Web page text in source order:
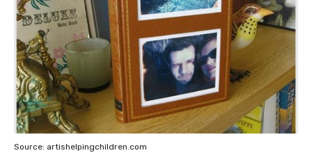
Source: artishelpingchildren.com